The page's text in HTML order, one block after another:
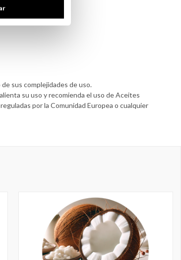
perfumería.
sus complejidades de uso.
su uso y recomienda el uso de Aceites
por la Comunidad Europea o cualquier